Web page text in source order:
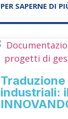
PER SAPERNE DI
industriali: